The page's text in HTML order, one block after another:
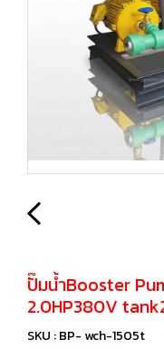
ปั๊มน้ำBooster
2.0HP380V
SKU : BP- wch-1505t